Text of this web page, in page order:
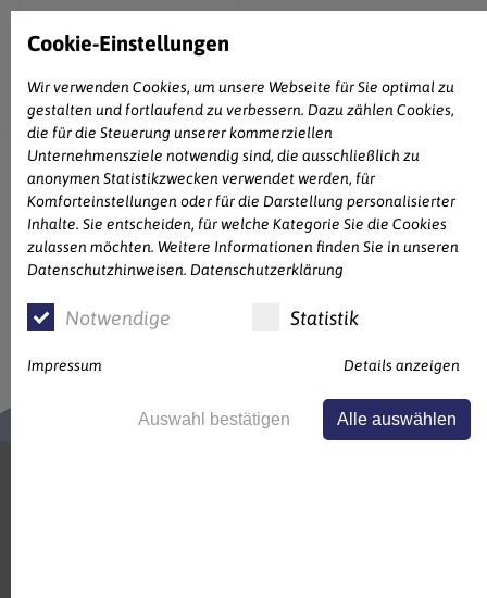
DAS FUTTERHAUS
Cookie-Einstellungen
Wir verwenden Cookies, um unsere Webseite für Sie optimal zu
gestalten und fortlaufend zu verbessern. Dazu zählen Cookies,
die für die Steuerung unserer kommerziellen
Unternehmensziele notwendig sind, die ausschließlich zu
anonymen Statistikzwecken verwendet werden, für
Komforteinstellungen oder für die Darstellung personalisierter
Inhalte. Sie entscheiden, für welche Kategorie Sie die Cookies
zulassen möchten. Weitere Informationen finden Sie in unseren
Datenschutzhinweisen. Datenschutzerklärung
Notwendige Statistik
Impressum Details anzeigen
Auswahl bestätigen Alle auswählen